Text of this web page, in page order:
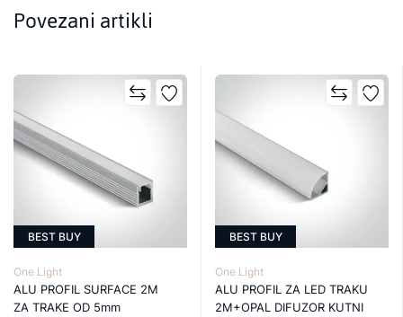
Povezani artikli
BEST BUY
One Light
ALU PROFIL SURFACE 2M
ZA TRAKE OD 5mm
BEST BUY
One Light
ALU PROFIL ZA LED TRAKU
2M+OPAL DIFUZOR KUTNI